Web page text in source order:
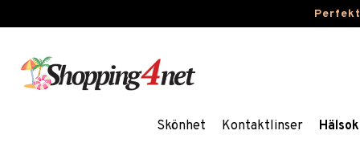
Skönhet Kontaktlinser